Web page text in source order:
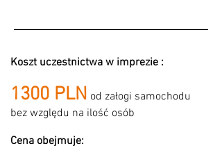
Koszt uczestnictwa w imprezie :
1300 PLN od załogi samochodu
bez względu na ilość osób
Cena obejmuje: